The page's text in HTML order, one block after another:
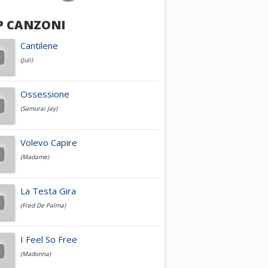
Achille Lauro
Cesare Cremonini
Jovanotti
Fedez
Simone Cristicchi
CANZONI
Cantilene
(Juli)
Ossessione
(Samurai Jay)
Volevo Capire
(Madame)
La Testa Gira
(Fred De Palma)
I Feel So Free
(Madonna)